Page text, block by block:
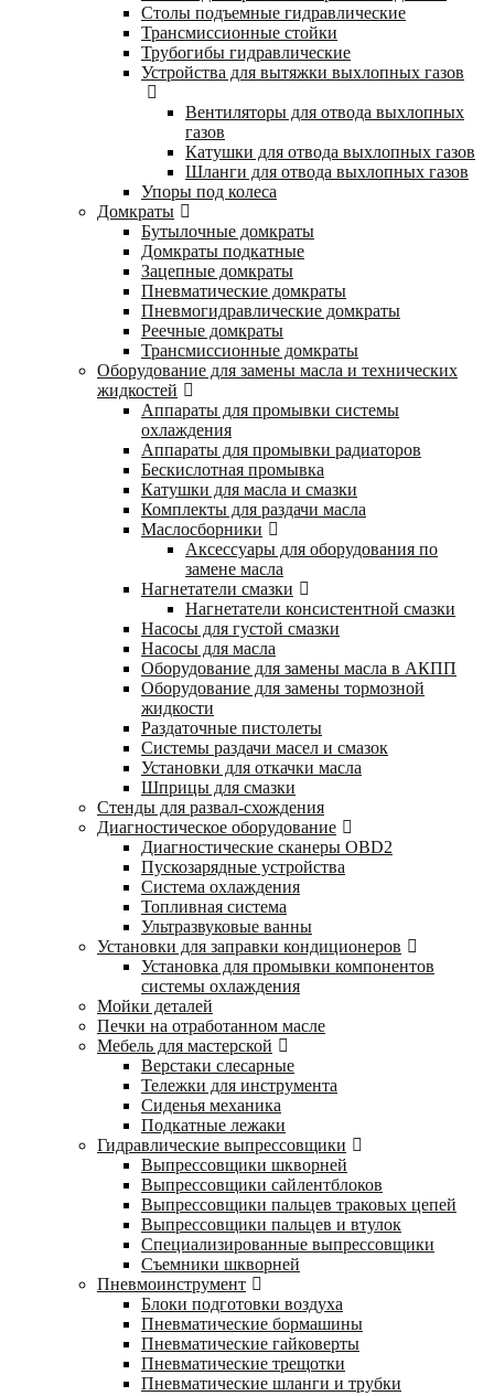
Столы подъемные гидравлические
Трансмиссионные стойки
Трубогибы гидравлические
Устройства для вытяжки выхлопных газов
Вентиляторы для отвода выхлопных
газов
Катушки для отвода выхлопных газов
Шланги для отвода выхлопных газов
Упоры под колеса
Домкраты
Бутылочные домкраты
Домкраты подкатные
Зацепные домкраты
Пневматические домкраты
Пневмогидравлические домкраты
Реечные домкраты
Трансмиссионные домкраты
Оборудование для замены масла и технических
жидкостей
Аппараты для промывки системы
охлаждения
Аппараты для промывки радиаторов
Бескислотная промывка
Катушки для масла и смазки
Комплекты для раздачи масла
Маслосборники
Аксессуары для оборудования по
замене масла
Нагнетатели смазки
Нагнетатели консистентной смазки
Насосы для густой смазки
Насосы для масла
Оборудование для замены масла в АКПП
Оборудование для замены тормозной
жидкости
Раздаточные пистолеты
Системы раздачи масел и смазок
Установки для откачки масла
Шприцы для смазки
Стенды для развал-схождения
Диагностическое оборудование
Диагностические сканеры OBD2
Пускозарядные устройства
Система охлаждения
Топливная система
Ультразвуковые ванны
Установки для заправки кондиционеров
Установка для промывки компонентов
системы охлаждения
Мойки деталей
Печки на отработанном масле
Мебель для мастерской
Верстаки слесарные
Тележки для инструмента
Сиденья механика
Подкатные лежаки
Гидравлические выпрессовщики
Выпрессовщики шкворней
Выпрессовщики сайлентблоков
Выпрессовщики пальцев траковых цепей
Выпрессовщики пальцев и втулок
Специализированные выпрессовщики
Cъемники шкворней
Пневмоинструмент
Блоки подготовки воздуха
Пневматические бормашины
Пневматические гайковерты
Пневматические трещотки
Пневматические шланги и трубки